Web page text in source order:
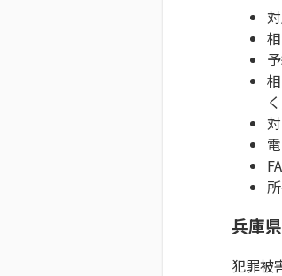
く
兵庫
犯罪被